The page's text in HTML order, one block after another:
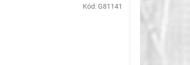
Kód: G81141